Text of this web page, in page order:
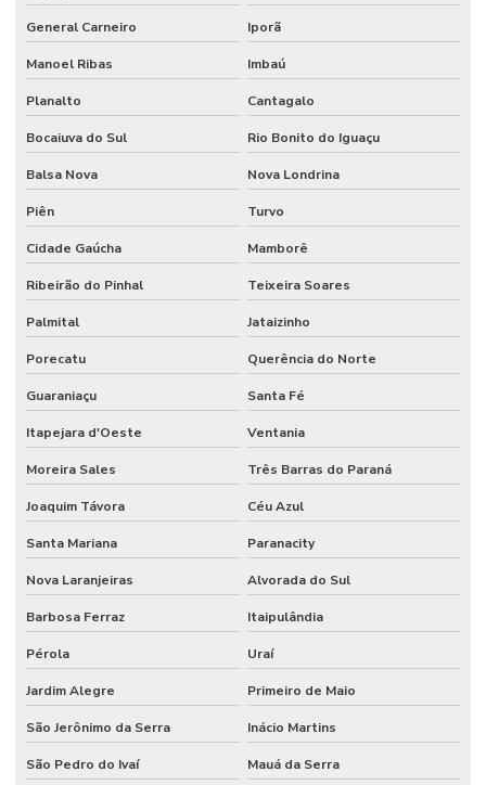
General Carneiro Iporã
Manoel Ribas Imbaú
Planalto Cantagalo
Bocaiuva do Sul Rio Bonito do Iguaçu
Balsa Nova Nova Londrina
Piên Turvo
Cidade Gaúcha Mamborê
Ribeirão do Pinhal Teixeira Soares
Palmital Jataizinho
Porecatu Querência do Norte
Guaraniaçu Santa Fé
Itapejara d'Oeste Ventania
Moreira Sales Três Barras do Paraná
Joaquim Távora Céu Azul
Santa Mariana Paranacity
Nova Laranjeiras Alvorada do Sul
Barbosa Ferraz Itaipulândia
Pérola Uraí
Jardim Alegre Primeiro de Maio
São Jerônimo da Serra Inácio Martins
São Pedro do Ivaí Mauá da Serra